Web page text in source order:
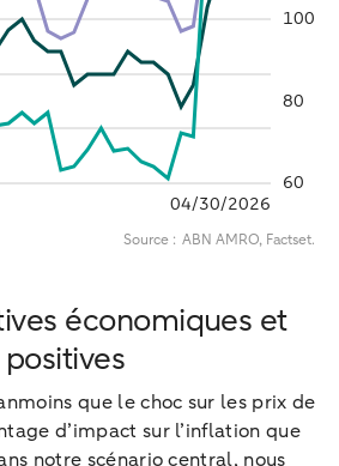
économiques et
que le choc sur les prix de
d’impact sur l’inflation que
notre scénario central, nous